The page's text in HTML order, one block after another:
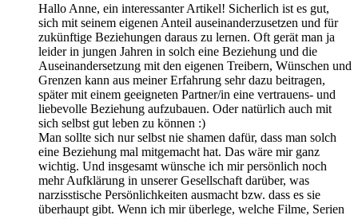
Hallo Anne, ein interessanter Artikel! Sicherlich ist es gut,
sich mit seinem eigenen Anteil auseinanderzusetzen und für
zukünftige Beziehungen daraus zu lernen. Oft gerät man ja
leider in jungen Jahren in solch eine Beziehung und die
Auseinandersetzung mit den eigenen Treibern, Wünschen und
Grenzen kann aus meiner Erfahrung sehr dazu beitragen,
später mit einem geeigneten Partner/in eine vertrauens- und
liebevolle Beziehung aufzubauen. Oder natürlich auch mit
sich selbst gut leben zu können :)
Man sollte sich nur selbst nie shamen dafür, dass man solch
eine Beziehung mal mitgemacht hat. Das wäre mir ganz
wichtig. Und insgesamt wünsche ich mir persönlich noch
mehr Aufklärung in unserer Gesellschaft darüber, was
narzisstische Persönlichkeiten ausmacht bzw. dass es sie
überhaupt gibt. Wenn ich mir überlege, welche Filme, Serien